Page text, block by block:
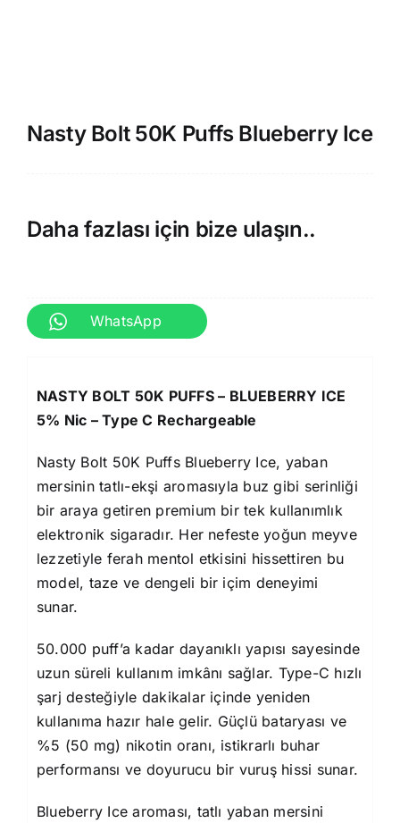
Nasty Bolt 50K Puffs Blueberry Ice
Daha fazlası için bize ulaşın..
WhatsApp
NASTY BOLT 50K PUFFS – BLUEBERRY ICE
5% Nic – Type C Rechargeable
Nasty Bolt 50K Puffs Blueberry Ice, yaban
mersinin tatlı-ekşi aromasıyla buz gibi serinliği
bir araya getiren premium bir tek kullanımlık
elektronik sigaradır. Her nefeste yoğun meyve
lezzetiyle ferah mentol etkisini hissettiren bu
model, taze ve dengeli bir içim deneyimi
sunar.
50.000 puff’a kadar dayanıklı yapısı sayesinde
uzun süreli kullanım imkânı sağlar. Type-C hızlı
şarj desteğiyle dakikalar içinde yeniden
kullanıma hazır hale gelir. Güçlü bataryası ve
%5 (50 mg) nikotin oranı, istikrarlı buhar
performansı ve doyurucu bir vuruş hissi sunar.
Blueberry Ice aroması, tatlı yaban mersini